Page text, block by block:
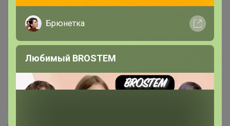
Брюнетка
Любимый BROSTEM